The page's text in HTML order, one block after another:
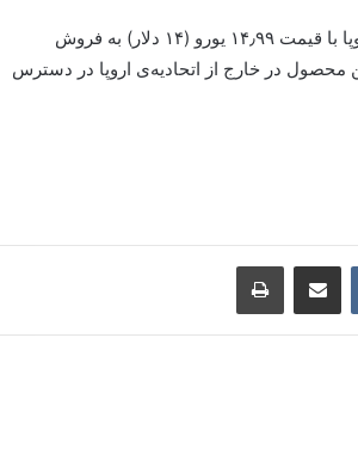
پریز هوشمند شیائومی نسخه‌ی ۲ در اسپانیا، ایتالیا و دیگر کشورهای اتحادیه اروپا با قیمت ۱۴٫۹۹ یورو (۱۴ دلار) به فروش
در خارج از اتحادیه‌ی اروپا در دسترس